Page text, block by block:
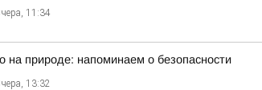
11:34
на природе: напоминаем о безопасности
13:32